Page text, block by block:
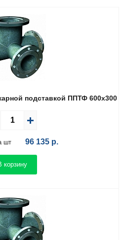
подставкой ППТФ 600х300
шт 96 135 р.
корзину